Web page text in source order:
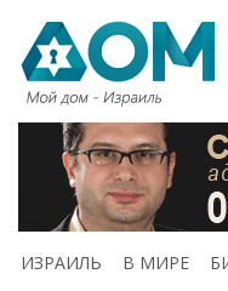
ИЗРАИЛЬ В МИРЕ